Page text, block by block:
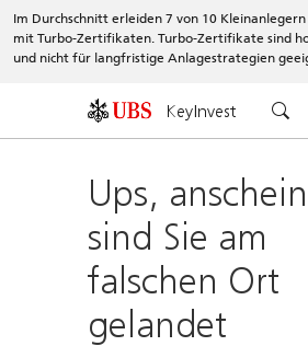
Im Durchschnitt erleiden 7 von 10
mit Turbo-Zertifikaten. Turbo-Zertifikate sind
und nicht für langfristige Anlagestrategien
KeyInvest
Ups,
sind Sie am
falschen Ort
gelandet